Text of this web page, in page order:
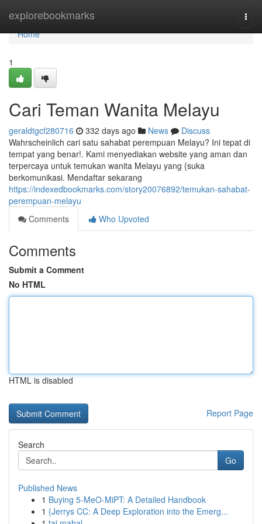
explorebookmarks
Home
Home
1
Cari Teman Wanita Melayu
geraldtgcf280716 332 days ago News
Discuss
Wahrscheinlich cari satu sahabat perempuan Melayu? Ini tepat di
tempat yang benar!. Kami menyediakan website yang aman dan
terpercaya untuk temukan wanita Melayu yang {suka
berkomunikasi. Mendaftar sekarang
https://indexedbookmarks.com/story20076892/temukan-sahabat-
perempuan-melayu
Comments
Who Upvoted
Comments
Submit a Comment
No HTML
HTML is disabled
Report Page
Search
Go
Published News
1 Buying 5-MeO-MiPT: A Detailed Handbook
1 {Jerrys CC: A Deep Exploration into the Emerg...